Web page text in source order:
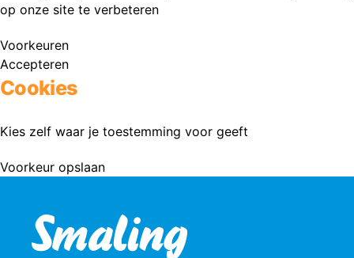
op onze site te verbeteren
Voorkeuren
Accepteren
Cookies
Kies zelf waar je toestemming voor geeft
Voorkeur opslaan